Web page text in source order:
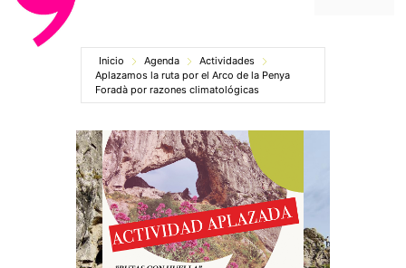
Inicio Agenda
Actividades
Aplazamos la ruta por el Arco de la Penya
Foradà por razones climatológicas